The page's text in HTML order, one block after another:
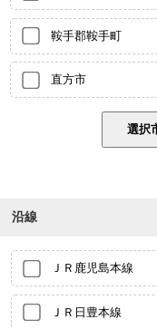
鞍手郡鞍手町
直方市
沿線
ＪＲ鹿児島本線
ＪＲ日豊本線